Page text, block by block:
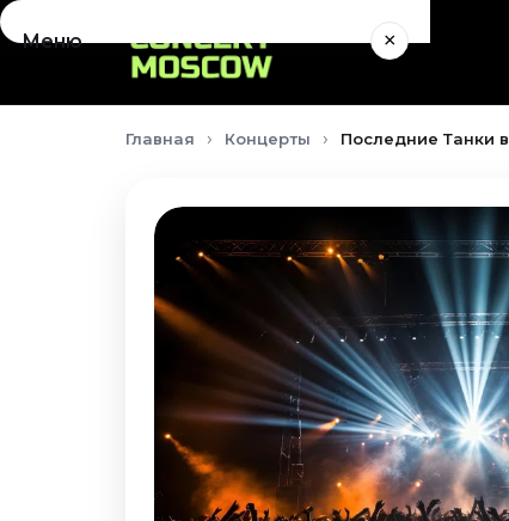
Меню ×
Концерты
Август 2026Главная Концерты Последние Танки